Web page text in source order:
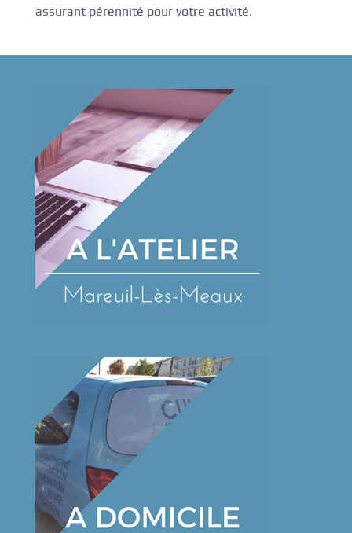
assurant pérennité pour votre activité.